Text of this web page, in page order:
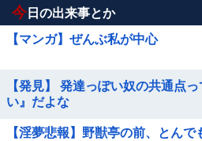
今 日の出来事とか
【マンガ】ぜんぶ私が中心
【発見】 発達っぽい奴の共通点
い』だよな
【淫夢悲報】野獣亭の前、とん